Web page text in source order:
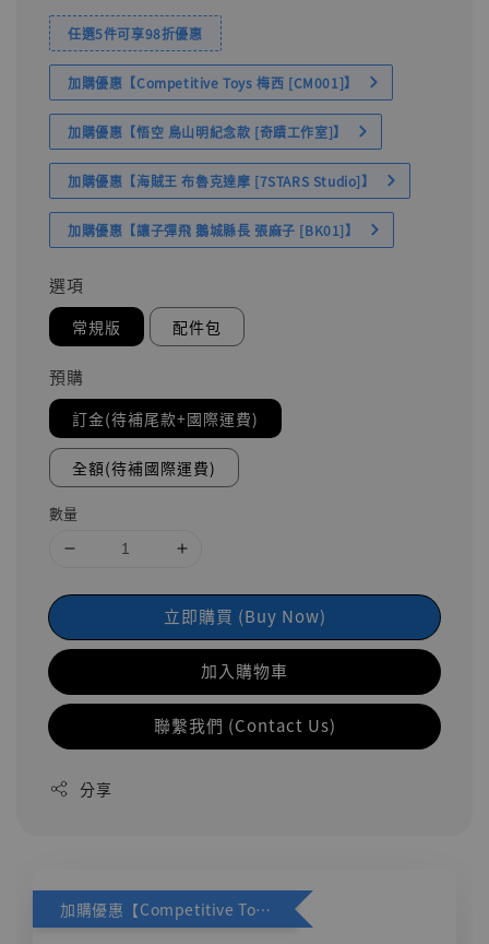
任選5件可享98折優惠
加購優惠【Competitive Toys 梅西 [CM001]】
加購優惠【悟空 鳥山明紀念款 [奇蹟工作室]】
加購優惠【海賊王 布魯克達摩 [7STARS Studio]】
加購優惠【讓子彈飛 鵝城縣長 張麻子 [BK01]】
選項
常規版 配件包
預購
訂金(待補尾款+國際運費)
全額(待補國際運費)
數量
立即購買 (Buy Now)
加入購物車
聯繫我們 (Contact Us)
分享
加購優惠【Competitive Toys 梅西 [CM001]】